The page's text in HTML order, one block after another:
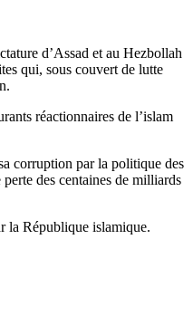
d’Assad et au Hezbollah
qui, sous couvert de lutte
réactionnaires de l’islam
corruption par la politique des
des centaines de milliards
la République islamique.